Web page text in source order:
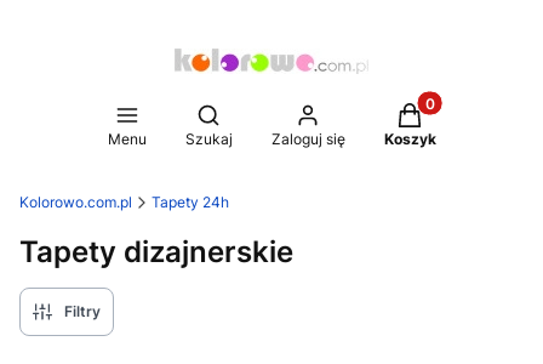
Menu
Otwórz wyszukiwarkę
Szukaj Zaloguj się
Produkty w
Koszyk
Kolorowo.com.pl Tapety 24h
Tapety dizajnerskie
Filtry